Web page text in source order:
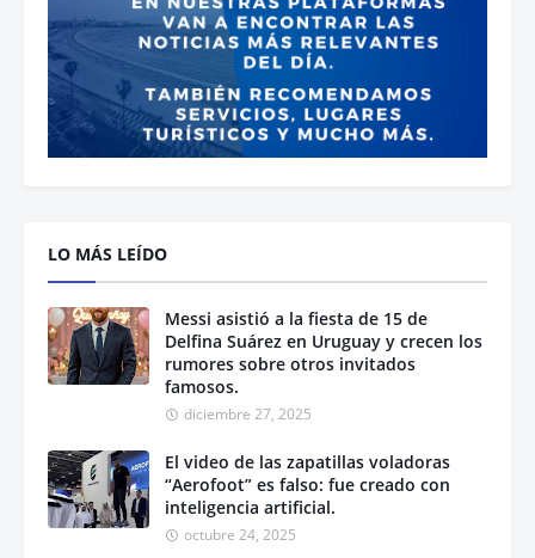
LO MÁS LEÍDO
Messi asistió a la fiesta de 15 de
Delfina Suárez en Uruguay y crecen los
rumores sobre otros invitados
famosos.
diciembre 27, 2025
El video de las zapatillas voladoras
“Aerofoot” es falso: fue creado con
inteligencia artificial.
octubre 24, 2025